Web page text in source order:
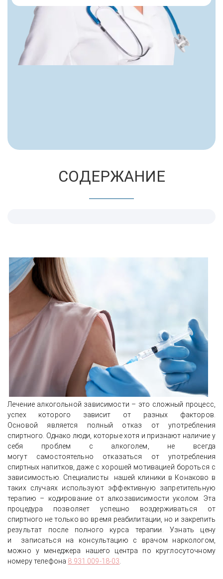
СОДЕРЖАНИЕ
Лечение алкогольной зависимости – это сложный процесс,
успех которого зависит от разных факторов.
Основой является полный отказ от употребления
спиртного. Однако люди, которые хотя и признают наличие у
себя проблем с алкоголем, не всегда
могут самостоятельно отказаться от употребления
спиртных напитков, даже с хорошей мотивацией бороться с
зависимостью. Специалисты нашей клиники в Конаково в
таких случаях используют эффективную запретительную
терапию – кодирование от алкозависимости уколом. Эта
процедура позволяет успешно воздерживаться от
спиртного не только во время реабилитации, но и закрепить
результат после полного курса терапии. Узнать цену
и записаться на консультацию с врачом наркологом,
можно у менеджера нашего центра по круглосуточному
номеру телефона 8 931 009-18-03